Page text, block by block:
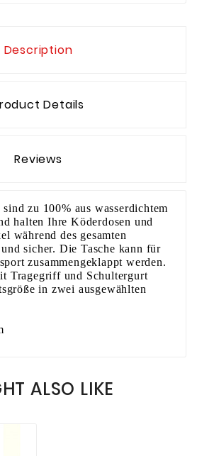
Description
Details
Reviews
zu 100% aus wasserdichtem
halten Ihre Köderdosen und
während des gesamten
sicher. Die Tasche kann für
zusammengeklappt werden.
Tragegriff und Schultergurt
in zwei ausgewählten
ALSO LIKE